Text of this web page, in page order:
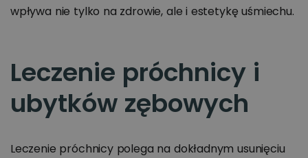
wpływa nie tylko na zdrowie, ale i estetykę uśmiechu.
Leczenie próchnicy i
ubytków zębowych
Leczenie próchnicy polega na dokładnym usunięciu